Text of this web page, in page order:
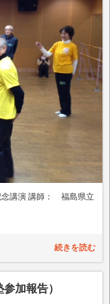
講演 講師： 福島県立
続きを読む
加報告）